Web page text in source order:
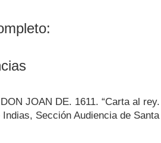
JOAN DE. 1611. “Carta al
Indias, Sección Audiencia de